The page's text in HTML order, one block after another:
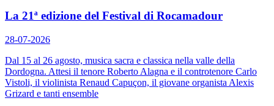
La 21ª edizione del Festival di Rocamadour
28-07-2026
Dal 15 al 26 agosto, musica sacra e classica nella valle della
Dordogna. Attesi il tenore Roberto Alagna e il controtenore Carlo
Vistoli, il violinista Renaud Capuçon, il giovane organista Alexis
Grizard e tanti ensemble